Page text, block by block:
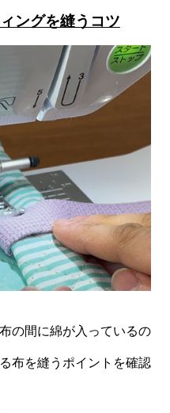
ングを縫うコツ
の間に綿が入っているの
布を縫うポイントを確認